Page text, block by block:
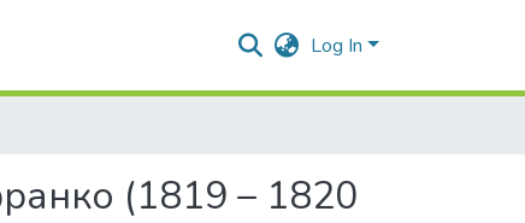
Log In
(1819 – 1820